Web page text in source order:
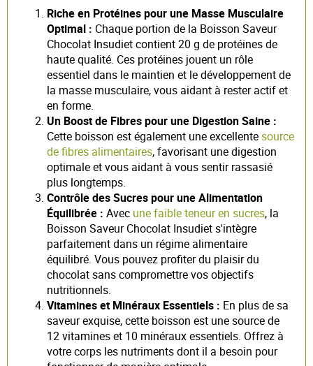
Riche en Protéines pour une Masse Musculaire
Optimal : Chaque portion de la Boisson Saveur
Chocolat Insudiet contient 20 g de protéines de
haute qualité. Ces protéines jouent un rôle
essentiel dans le maintien et le développement de
la masse musculaire, vous aidant à rester actif et
en forme.
Un Boost de Fibres pour une Digestion Saine :
Cette boisson est également une excellentesource
de fibres alimentaires, favorisant une digestion
optimale et vous aidant à vous sentir rassasié
plus longtemps.
Contrôle des Sucres pour une Alimentation
Équilibrée : Avec une faible teneur en sucres, la
Boisson Saveur Chocolat Insudiet s'intègre
parfaitement dans un régime alimentaire
équilibré. Vous pouvez profiter du plaisir du
chocolat sans compromettre vos objectifs
nutritionnels.
Vitamines et Minéraux Essentiels : En plus de sa
saveur exquise, cette boisson est une source de
12 vitamines et 10 minéraux essentiels. Offrez à
votre corps les nutriments dont il a besoin pour